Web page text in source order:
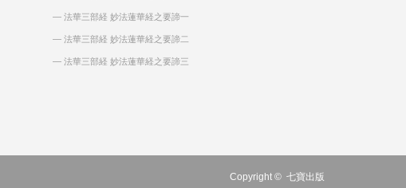
― 法華三部経 妙法蓮華経之要諦一
― 法華三部経 妙法蓮華経之要諦二
― 法華三部経 妙法蓮華経之要諦三
Copyright © 七寶出版